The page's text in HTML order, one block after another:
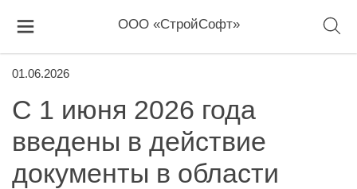
ООО «СтройСофт»
01.06.2026
С 1 июня 2026 года
введены в действие
документы в области